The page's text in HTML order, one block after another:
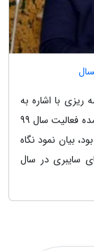
ریزی با اشاره به
اینکه ساماندهی محتوا و خدمات در فضای مجازی عمده فعالیت سال 99
بیان نمود نگاه
سایبری در سال